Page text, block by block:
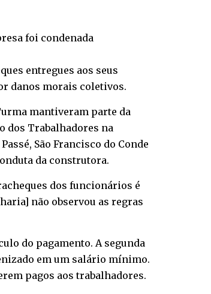
foi condenada
entregues aos seus
danos morais coletivos.
mantiveram parte da
dos Trabalhadores na
São Francisco do Conde
da construtora.
dos funcionários é
não observou as regras
do pagamento. A segunda
em um salário mínimo.
pagos aos trabalhadores.